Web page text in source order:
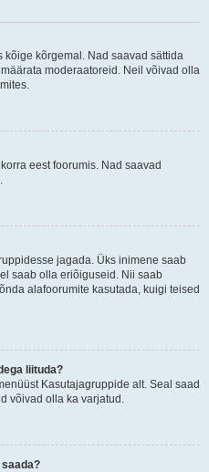
kõrgemal. Nad saavad sättida
moderaatoreid. Neil võivad olla
eest foorumis. Nad saavad
jagada. Üks inimene saab
saab olla eriõiguseid. Nii saab
alafoorumite kasutada, kuigi teised
liituda?
Kasutajagruppide alt. Seal saad
võivad olla ka varjatud.